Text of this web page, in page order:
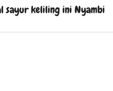
sayur keliling ini Nyambi